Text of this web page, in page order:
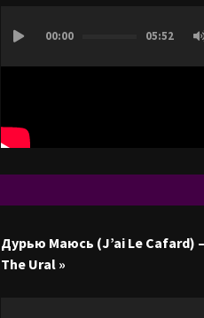
vidéo
00:00 05:52
Дурью Маюсь (J’ai Le Cafard) –
The Ural »